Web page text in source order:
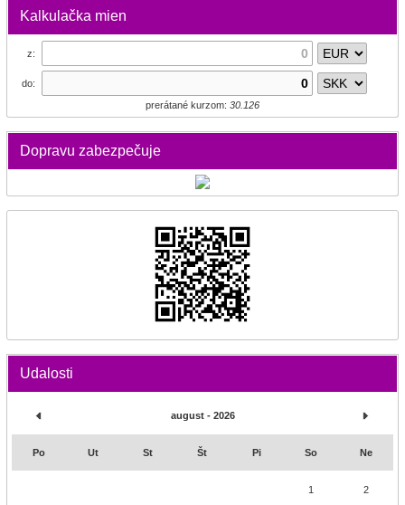
Kalkulačka mien
z:
do:
prerátané kurzom: 30.126
Dopravu zabezpečuje
Udalosti
august - 2026
Po Ut St Št Pi So Ne
1 2